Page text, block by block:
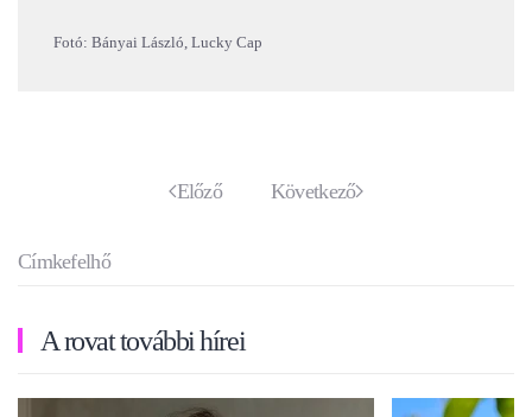
Fotó: Bányai László, Lucky Cap
Előző Következő
Címkefelhő
A rovat további hírei